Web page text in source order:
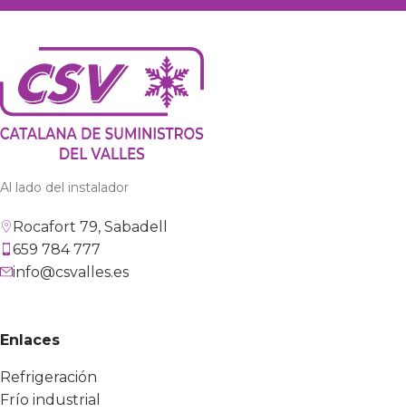
Al lado del instalador
Rocafort 79, Sabadell
659 784 777
info@csvalles.es
Enlaces
Refrigeración
Frío industrial